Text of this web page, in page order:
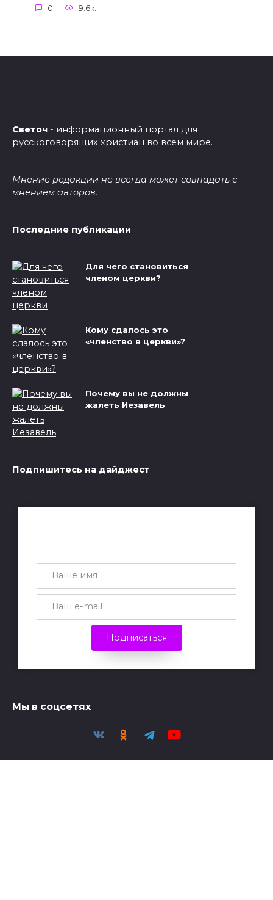
0 9.6к.
Светоч - информационный портал для
русскоговорящих христиан во всем мире.
Мнение редакции не всегда может совпадать с
мнением авторов.
Последние публикации
Для чего становиться
членом церкви?
Кому сдалось это
«членство в церкви»?
Почему вы не должны
жалеть Иезавель
Подпишитесь на дайджест
Подписаться
Мы в соцсетях